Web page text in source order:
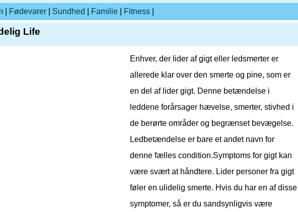
Fødevarer Sundhed Familie Fitness
Life
Enhver, der lider af gigt eller ledsmerter er
allerede klar over den smerte og pine, som er
en del af lider gigt. Denne betændelse i
leddene forårsager hævelse, smerter, stivhed i
de berørte områder og begrænset bevægelse.
Ledbetændelse er bare et andet navn for
denne fælles condition.Symptoms for gigt kan
være svært at håndtere. Lider personer fra gigt
føler en ulidelig smerte. Hvis du har en af ​​disse
symptomer, så er du sandsynligvis være